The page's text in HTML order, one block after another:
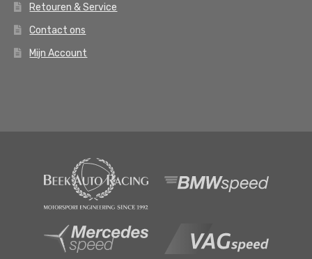
Retouren & Service
Contact ons
Mijn Account